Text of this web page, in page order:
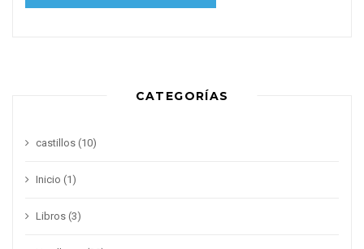
CATEGORÍAS
castillos (10)
Inicio (1)
Libros (3)